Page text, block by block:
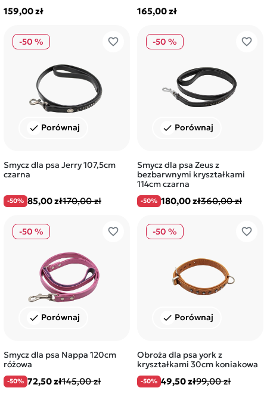
159,00 zł 165,00 zł
favorite_border
check Porównaj
-50 %
Smycz dla psa Jerry 107,5cm
czarna
-50% 85,00 zł170,00 zł
favorite_border
check Porównaj
-50 %
Smycz dla psa Zeus z
bezbarwnymi kryształkami
114cm czarna
-50% 180,00 zł360,00 zł
favorite_border
check Porównaj
-50 %
Smycz dla psa Nappa 120cm
różowa
-50% 72,50 zł145,00 zł
favorite_border
check Porównaj
-50 %
Obroża dla psa york z
kryształkami 30cm koniakowa
-50% 49,50 zł99,00 zł